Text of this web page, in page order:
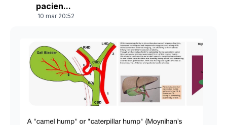
pacien...
10 mar 20:52